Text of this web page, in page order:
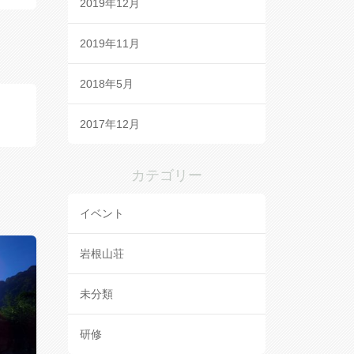
2019年12月
2019年11月
2018年5月
2017年12月
カテゴリー
イベント
岩根山荘
未分類
研修